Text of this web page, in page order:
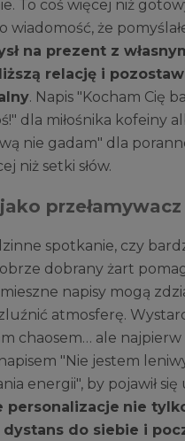
To coś więcej niż
wiadomość, że
na prezent z
relację i
. Napis "Kocham Cię
dla miłośnika kofeiny
nie gadam" dla
niż setki słów.
spotkanie, czy
dobrany żart
napisy mogą
atmosferę.
chaosem… ale najpierw
"Nie jestem
energii", by pojawił
personalizacje nie
dystans do siebie i